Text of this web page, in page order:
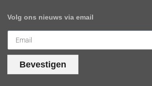
Volg ons nieuws via email
Bevestigen